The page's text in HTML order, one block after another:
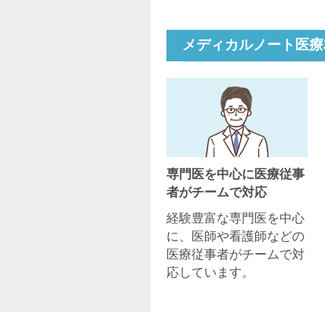
メディカルノート医
専門医を中心に医療従事
者がチームで対応
経験豊富な専門医を中心
に、医師や看護師などの
医療従事者がチームで対
応しています。